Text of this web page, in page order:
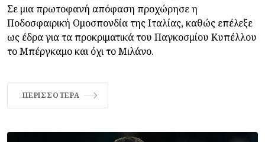
Σε μια πρωτοφανή απόφαση προχώρησε η
Ποδοσφαιρική Ομοσπονδία της Ιταλίας, καθώς επέλεξε
ως έδρα για τα προκριματικά του Παγκοσμίου Κυπέλλου
το Μπέργκαμο και όχι το Μιλάνο.
ΠΕΡΙΣΣΌΤΕΡΑ